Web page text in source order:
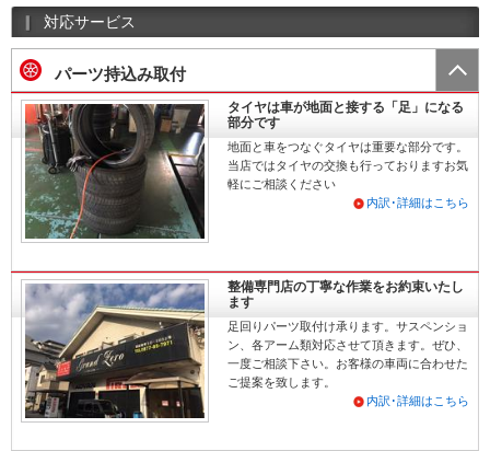
対応サービス
パーツ持込み取付
タイヤは車が地面と接する「足」になる
部分です
地面と車をつなぐタイヤは重要な部分です。
当店ではタイヤの交換も行っておりますお気
軽にご相談ください
内訳･詳細はこちら
整備専門店の丁寧な作業をお約束いたし
ます
足回りパーツ取付け承ります。サスペンショ
ン、各アーム類対応させて頂きます。ぜひ、
一度ご相談下さい。お客様の車両に合わせた
ご提案を致します。
内訳･詳細はこちら